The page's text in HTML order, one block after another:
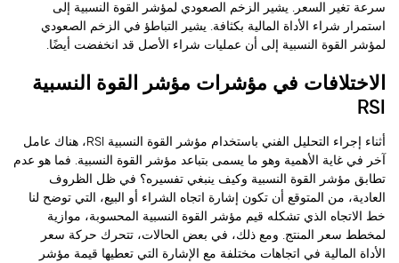
سرعة تغير السعر. يشير الزخم الصعودي لمؤشر القوة النسبية إلى
استمرار شراء الأداة المالية بكثافة. يشير التباطؤ في الزخم الصعودي
لمؤشر القوة النسبية إلى أن عمليات شراء الأصل قد انخفضت أيضًا.
الاختلافات في مؤشرات مؤشر القوة النسبية
RSI
أثناء إجراء التحليل الفني باستخدام مؤشر القوة النسبية RSI، هناك عامل
آخر في غاية الأهمية وهو ما يسمى بتباعد مؤشر القوة النسبية. فما هو عدم
تطابق مؤشر القوة النسبية وكيف ينبغي تفسيره؟ في ظل الظروف
العادية، من المتوقع أن تكون إشارة اتجاه الشراء أو البيع، التي توضح لنا
خط الاتجاه الذي تشكله قيم مؤشر القوة النسبية المحسوبة، موازية
لمخطط سعر المنتج. ومع ذلك، في بعض الحالات، تتحرك حركة سعر
الأداة المالية في اتجاهات مختلفة مع الإشارة التي تعطيها قيمة مؤشر